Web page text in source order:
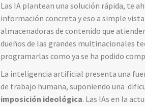
Las IA plantean una solución rápida, te
información concreta y eso a simple
almacenadoras de contenido que
dueños de las grandes multinacionales
programarlas como ya se ha podido
La inteligencia artificial presenta una
de trabajo humana, suponiendo una
imposición ideológica. Las IAs en la